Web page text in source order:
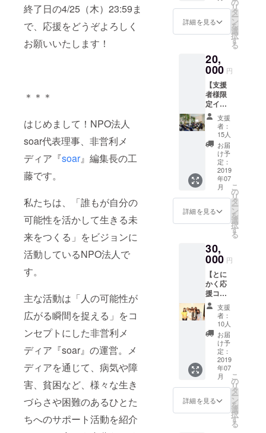
終了日の4/25（木）23:59ま
で、応援をどうぞよろしく
お願いいたします！
＊＊＊
はじめまして！NPO法人
soar代表理事、非営利メ
ディア『soar』編集長の工
藤です。
私たちは、「誰もが自分の
可能性を活かして生きる未
来をつくる」をビジョンに
活動しているNPO法人で
す。
主な活動は「人の可能性が
広がる瞬間を捉える」をコ
ンセプトにした非営利メ
ディア『soar』の運営。メ
ディアを通じて、病気や障
害、貧困など、様々な生き
づらさや困難のあるひとた
ちへのサポート活動を紹介
を設立。イ
ベント開
クトなど
様々なアプ
ローチで、
全ての人が
自分の持つ
可能性を発
揮して生き
ていける未
来づくりを
目指してい
る。
soar
http://soar-
world.com/
ゲスト
スピー
カーと
く、ス
ペシャ
ルイベ
ント@
東京or
大阪に
ご招待
しま
す！
（6/22
（土）
14-16時
@東
京、
7/6（土
）14-16
時＠大
阪で開
ル ・サ
イトリ
ニュー
アルま
捗を伝
える
メール
マガジ
ンを月
１回お
届け
（2019
年12月
まで）
・soar
のロゴ
ステッ
カー5枚
をお送
りしま
す ・ブ
「soar
tea」の
mornin
g＆
nightを
お届け
します
詳細を見る
リ
タ
ー
ン
を
選
択
す
る
20,
000 円
【支援
者様限
定イベ
ントに
参加で
きる
コー
ス】 ・
代表の
工藤か
らお礼
のメー
ル ・サ
イトリ
ニュー
アルま
捗を伝
える
メール
マガジ
ンを月
１回お
届け
（2019
年12月
まで）
・スペ
シャル
イベン
トに2名
様でご
招待
（東
支援
者：
15人
お届
け予
定：
2019
年07
月
詳細を見る
こ
の
リ
タ
ー
ン
を
選
択
す
る
30,
000 円
【とに
かく応
援コー
ス】 ・
代表の
工藤か
らお礼
のメー
ル ・サ
イトリ
ニュー
アルま
での進
捗を伝
える
メール
支援
者：
10人
お届
け予
定：
2019
年07
月
詳細を見る
こ
の
リ
タ
ー
ン
を
選
択
す
る